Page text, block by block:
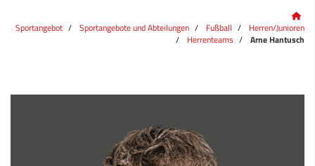
Sportangebot Sportangebote und Abteilungen Fußball
Herren/Junioren
Herrenteams
Arne Hantusch